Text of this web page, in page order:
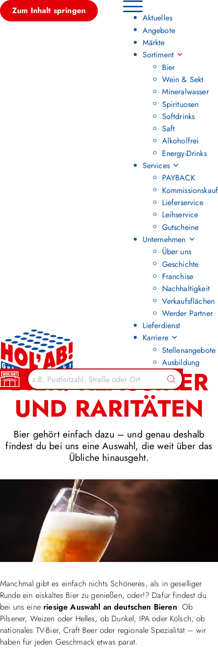
Zum Inhalt springen
Hauptmenü umschalten
Aktuelles
Angebote
Märkte
Sortiment
Bier
Wein & Sekt
Mineralwasser
Spirituosen
Softdrinks
Saft
Alkoholfrei
Energy-Drinks
Services
PAYBACK
Kommissionskauf
Lieferservice
Leihservice
Gutscheine
Unternehmen
Über uns
Geschichte
Franchise
Nachhaltigkeit
Verkaufsflächen
Werder Partner
Lieferdienst
Karriere
Stellenangebote
Ausbildung
Suchen
BIER: KLASSIKER
UND RARITÄTEN
Bier gehört einfach dazu – und genau deshalb
findest du bei uns eine Auswahl, die weit über das
Übliche hinausgeht.
Manchmal gibt es einfach nichts Schöneres, als in geselliger
Runde ein eiskaltes Bier zu genießen, oder!? Dafür findest du
bei uns eine riesige Auswahl an deutschen Bieren: Ob
Pilsener, Weizen oder Helles, ob Dunkel, IPA oder Kölsch, ob
nationales TV-Bier, Craft Beer oder regionale Spezialität – wir
haben für jeden Geschmack etwas parat.